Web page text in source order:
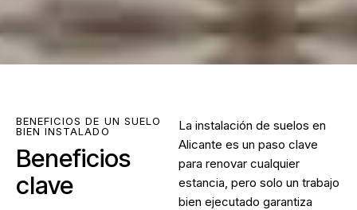
BENEFICIOS DE UN SUELO
BIEN INSTALADO
Beneficios
clave
La instalación de suelos en
Alicante es un paso clave
para renovar cualquier
estancia, pero solo un trabajo
bien ejecutado garantiza